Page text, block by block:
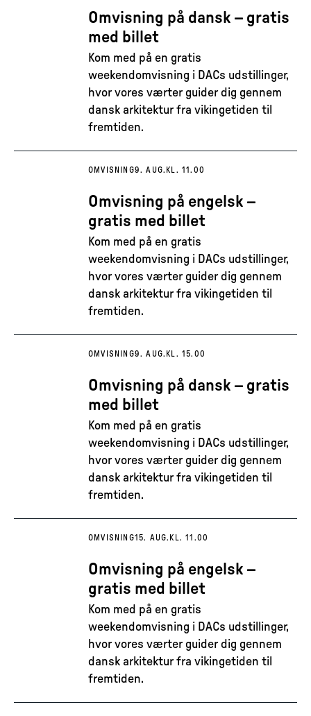
Omvisning på dansk – gratis
med billet
Kom med på en gratis
weekendomvisning i DACs udstillinger,
hvor vores værter guider dig gennem
dansk arkitektur fra vikingetiden til
fremtiden.
OMVISNING9. AUG. KL. 11.00
Omvisning på engelsk –
gratis med billet
Kom med på en gratis
weekendomvisning i DACs udstillinger,
hvor vores værter guider dig gennem
dansk arkitektur fra vikingetiden til
fremtiden.
OMVISNING9. AUG. KL. 15.00
Omvisning på dansk – gratis
med billet
Kom med på en gratis
weekendomvisning i DACs udstillinger,
hvor vores værter guider dig gennem
dansk arkitektur fra vikingetiden til
fremtiden.
OMVISNING15. AUG. KL. 11.00
Omvisning på engelsk –
gratis med billet
Kom med på en gratis
weekendomvisning i DACs udstillinger,
hvor vores værter guider dig gennem
dansk arkitektur fra vikingetiden til
fremtiden.